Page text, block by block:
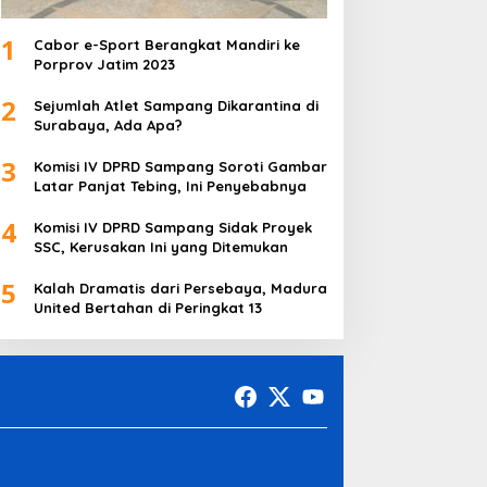
1
Cabor e-Sport Berangkat Mandiri ke
Porprov Jatim 2023
2
Sejumlah Atlet Sampang Dikarantina di
Surabaya, Ada Apa?
3
Komisi IV DPRD Sampang Soroti Gambar
Latar Panjat Tebing, Ini Penyebabnya
4
Komisi IV DPRD Sampang Sidak Proyek
SSC, Kerusakan Ini yang Ditemukan
5
Kalah Dramatis dari Persebaya, Madura
United Bertahan di Peringkat 13